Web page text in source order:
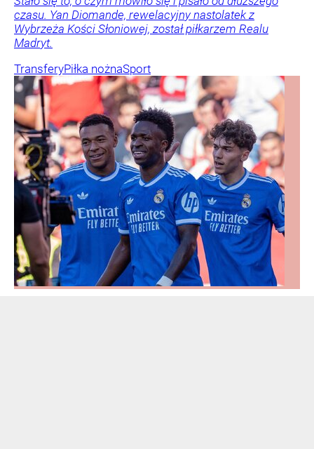
czasu. Yan Diomande, rewelacyjny nastolatek z
Wybrzeża Kości Słoniowej, został piłkarzem Realu
Madryt.
TransferyPiłka nożnaSport